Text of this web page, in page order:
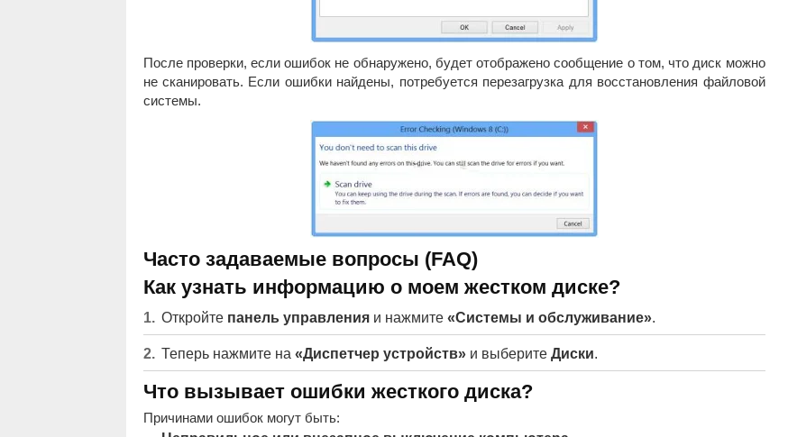
После проверки, если ошибок не обнаружено, будет отображено сообщение о том, что диск можно
не сканировать. Если ошибки найдены, потребуется перезагрузка для восстановления файловой
системы.
Часто задаваемые вопросы (FAQ)
Как узнать информацию о моем жестком диске?
Откройте панель управленияи нажмите «Системы и обслуживание».
Теперь нажмите на «Диспетчер устройств»и выберите Диски.
Что вызывает ошибки жесткого диска?
Причинами ошибок могут быть: